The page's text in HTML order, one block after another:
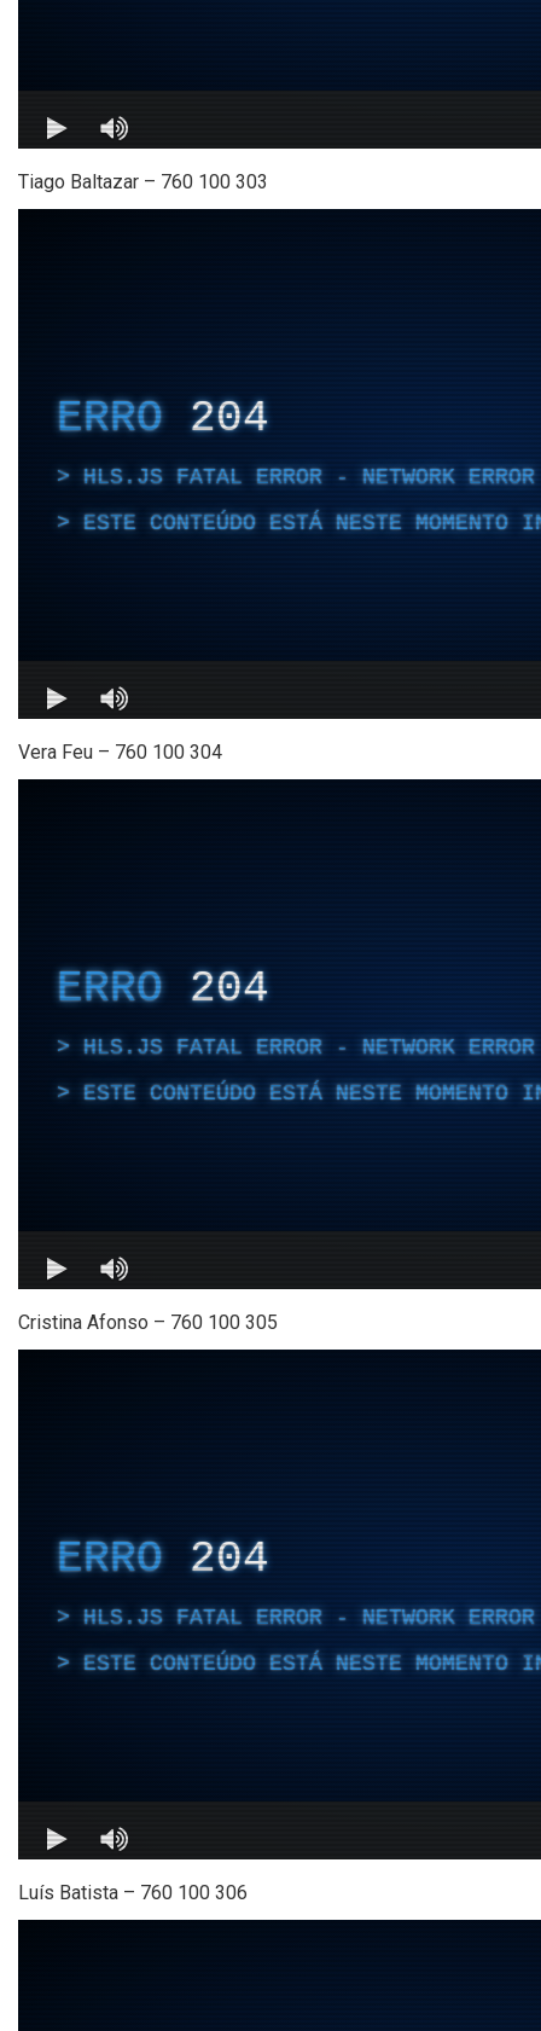
Tiago Baltazar – 760 100 303
Vera Feu – 760 100 304
Cristina Afonso – 760 100 305
Luís Batista – 760 100 306